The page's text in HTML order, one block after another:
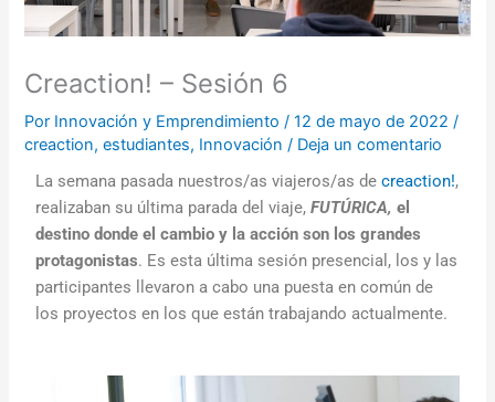
Creaction! – Sesión 6
Por Innovación y Emprendimiento/12 de mayo de 2022/
creaction,estudiantes, Innovación / Deja un comentario
La semana pasada nuestros/as viajeros/as decreaction!,
realizaban su última parada del viaje,FUTÚRICA,el
destino donde el cambio y la acción son los grandes
protagonistas. Es esta última sesión presencial, los y las
participantes llevaron a cabo una puesta en común de
los proyectos en los que están trabajando actualmente.